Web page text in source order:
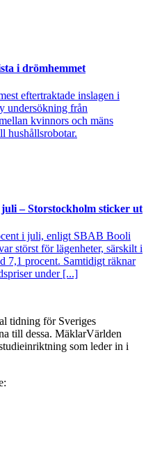
i drömhemmet
eftertraktade inslagen i
undersökning från
kvinnors och mäns
hushållsrobotar.
– Storstockholm sticker ut
i juli, enligt SBAB Booli
störst för lägenheter, särskilt i
7,1 procent. Samtidigt räknar
under [...]
tidning för Sveriges
till dessa. MäklarVärlden
som leder in i